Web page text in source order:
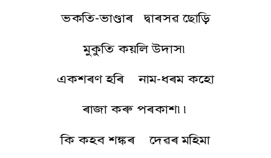
ভকতি-ভাণ্ডাৰ দ্বাৰসৱ ছোড়ি
মুকুতি কয়লি উদাস৷
একশৰণ হৰি নাম-ধৰম কহো
ৰাজা কৰু পৰকাশ৷৷
কি কহব শঙ্কৰ দেৱৰ মহিমা